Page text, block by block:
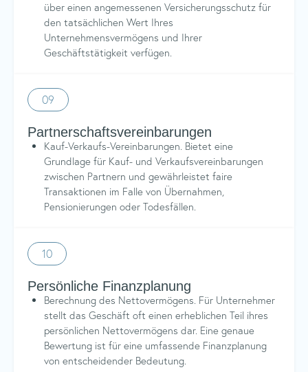
über einen angemessenen Versicherungsschutz für
den tatsächlichen Wert Ihres
Unternehmensvermögens und Ihrer
Geschäftstätigkeit verfügen.
Partnerschaftsvereinbarungen
Kauf-Verkaufs-Vereinbarungen. Bietet eine
Grundlage für Kauf- und Verkaufsvereinbarungen
zwischen Partnern und gewährleistet faire
Transaktionen im Falle von Übernahmen,
Pensionierungen oder Todesfällen.
09
Persönliche Finanzplanung
Berechnung des Nettovermögens. Für Unternehmer
stellt das Geschäft oft einen erheblichen Teil ihres
persönlichen Nettovermögens dar. Eine genaue
Bewertung ist für eine umfassende Finanzplanung
von entscheidender Bedeutung.
10